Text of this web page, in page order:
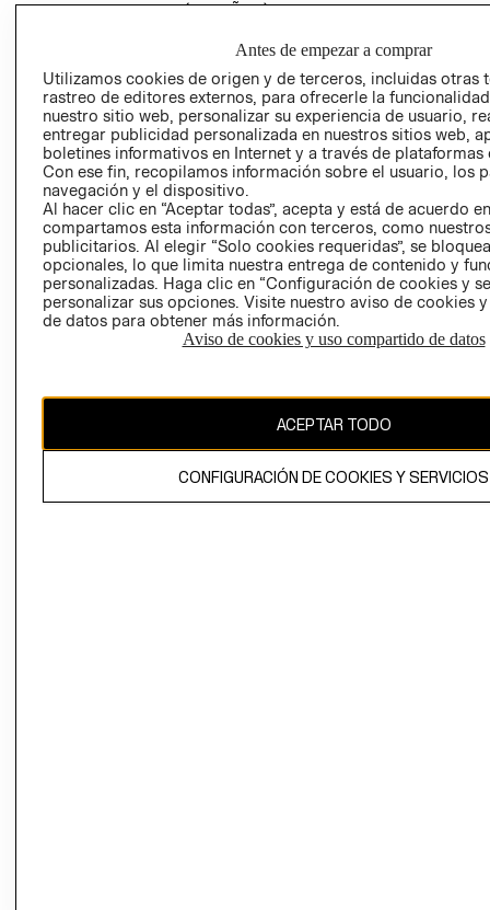
(ESPAÑOL)
PROGRAMA DE
Y ÉTICA (INGLÉS)
COMERCIO - SIC
PETICIONES
QUEJAS Y
RECLAMOS
Colombia ($)
CAMBIAR REGIÓN
El contenido de esta página web está protegido por copyright y es
Antes de empezar a comprar
Utilizamos cookies de origen y de terceros, incluidas otras
rastreo de editores externos, para ofrecerle la
nuestro sitio web, personalizar su experiencia de usuario,
entregar publicidad personalizada en nuestros sitios web,
boletines informativos en Internet y a través de plataformas
Con ese fin, recopilamos información sobre el usuario, los
navegación y el dispositivo.
Al hacer clic en “Aceptar todas”, acepta y está de acuerdo
compartamos esta información con terceros, como
publicitarios. Al elegir “Solo cookies requeridas”, se
opcionales, lo que limita nuestra entrega de contenido y
personalizadas. Haga clic en “Configuración de cookies y
personalizar sus opciones. Visite nuestro aviso de cookies
de datos para obtener más información.
Aviso de cookies y uso compartido de datos
ACEPTAR TODO
CONFIGURACIÓN DE COOKIES Y SERVICIOS